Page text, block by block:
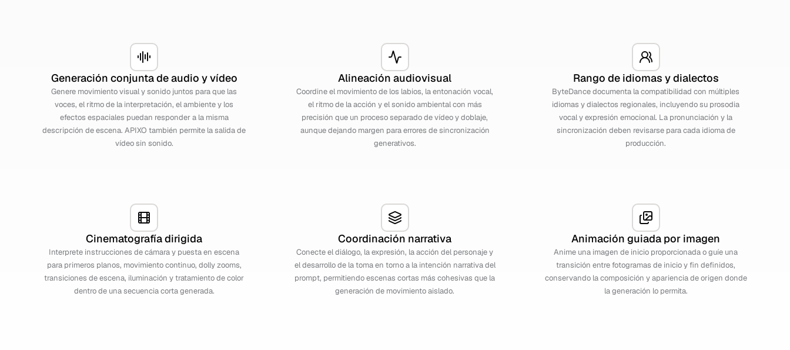
Generación conjunta de audio y vídeo
Genere movimiento visual y sonido juntos para que las
voces, el ritmo de la interpretación, el ambiente y los
efectos espaciales puedan responder a la misma
descripción de escena. APIXO también permite la salida de
vídeo sin sonido.
Alineación audiovisual
Coordine el movimiento de los labios, la entonación vocal,
el ritmo de la acción y el sonido ambiental con más
precisión que un proceso separado de vídeo y doblaje,
aunque dejando margen para errores de sincronización
generativos.
Rango de idiomas y dialectos
ByteDance documenta la compatibilidad con múltiples
idiomas y dialectos regionales, incluyendo su prosodia
vocal y expresión emocional. La pronunciación y la
sincronización deben revisarse para cada idioma de
producción.
Cinematografía dirigida
Interprete instrucciones de cámara y puesta en escena
para primeros planos, movimiento continuo, dolly zooms,
transiciones de escena, iluminación y tratamiento de color
dentro de una secuencia corta generada.
Coordinación narrativa
Conecte el diálogo, la expresión, la acción del personaje y
el desarrollo de la toma en torno a la intención narrativa del
prompt, permitiendo escenas cortas más cohesivas que la
generación de movimiento aislado.
Animación guiada por imagen
Anime una imagen de inicio proporcionada o guíe una
transición entre fotogramas de inicio y fin definidos,
conservando la composición y apariencia de origen donde
la generación lo permita.